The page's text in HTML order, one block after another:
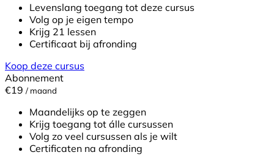
Levenslang toegang tot deze cursus
Volg op je eigen tempo
Krijg 21 lessen
Certificaat bij afronding
Koop deze cursus
Abonnement
€19 / maand
Maandelijks op te zeggen
Krijg toegang tot álle cursussen
Volg zo veel cursussen als je wilt
Certificaten na afronding